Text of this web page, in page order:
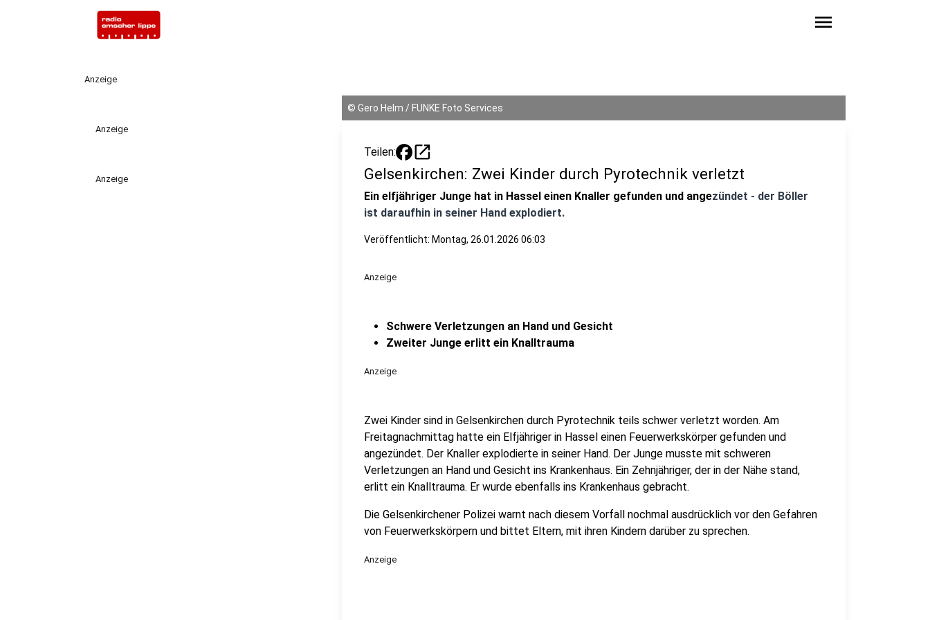
menu
Anzeige
Anzeige
Anzeige
© Gero Helm / FUNKE Foto Services
Teilen: open_in_new
Gelsenkirchen: Zwei Kinder durch Pyrotechnik verletzt
Ein elfjähriger Junge hat in Hassel einen Knaller gefunden und angezündet - der Böller
ist daraufhin in seiner Hand explodiert.
Veröffentlicht: Montag, 26.01.2026 06:03
Anzeige
Schwere Verletzungen an Hand und Gesicht
Zweiter Junge erlitt ein Knalltrauma
Anzeige
Zwei Kinder sind in Gelsenkirchen durch Pyrotechnik teils schwer verletzt worden. Am
Freitagnachmittag hatte ein Elfjähriger in Hassel einen Feuerwerkskörper gefunden und
angezündet. Der Knaller explodierte in seiner Hand. Der Junge musste mit schweren
Verletzungen an Hand und Gesicht ins Krankenhaus. Ein Zehnjähriger, der in der Nähe stand,
erlitt ein Knalltrauma. Er wurde ebenfalls ins Krankenhaus gebracht.
Die Gelsenkirchener Polizei warnt nach diesem Vorfall nochmal ausdrücklich vor den Gefahren
von Feuerwerkskörpern und bittet Eltern, mit ihren Kindern darüber zu sprechen.
Anzeige